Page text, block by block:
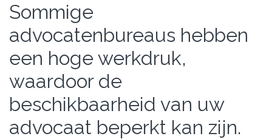
Sommige
advocatenbureaus hebben
een hoge werkdruk,
waardoor de
beschikbaarheid van uw
advocaat beperkt kan zijn.